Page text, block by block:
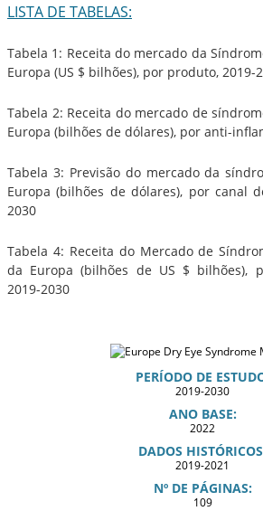
LISTA DE TABELAS:
Tabela 1: Receita do mercado da
Europa (US $ bilhões), por produto, 2019-
Tabela 2: Receita do mercado de
Europa (bilhões de dólares), por anti-
Tabela 3: Previsão do mercado da
Europa (bilhões de dólares), por canal
2030
Tabela 4: Receita do Mercado de
da Europa (bilhões de US $ bilhões),
2019-2030
PERÍODO DE
2019-2030
ANO BASE:
2022
DADOS
2019-2021
Nº DE PÁGINAS:
109